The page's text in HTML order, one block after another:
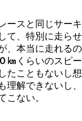
ースと同じサーキ
て、特別に走らせ
、本当に走れるの
㎞ くらいのスピー
たこともないし想
理解できないし、
こない。